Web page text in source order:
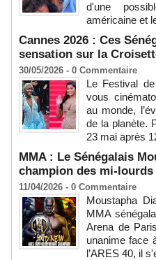
d'une
américaine et
Cannes 2026 : Ces
sensation sur la
30/05/2026 - 0 Commentaire
Le Festival
vous
au monde,
de la planète.
23 mai après
MMA : Le Sénégalais
champion des mi-lourds
11/04/2026 - 0 Commentaire
Moustapha
MMA
Arena de
unanime face
l’ARES 40, il